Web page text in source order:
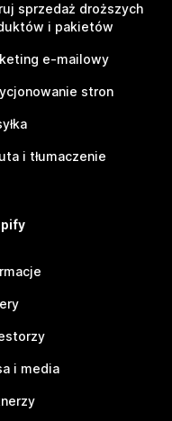
sprzedaż droższych
i pakietów
e-mailowy
stron
i tłumaczenie
i media